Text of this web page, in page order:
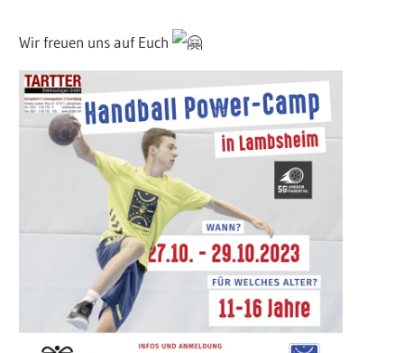
Wir freuen uns auf Euch